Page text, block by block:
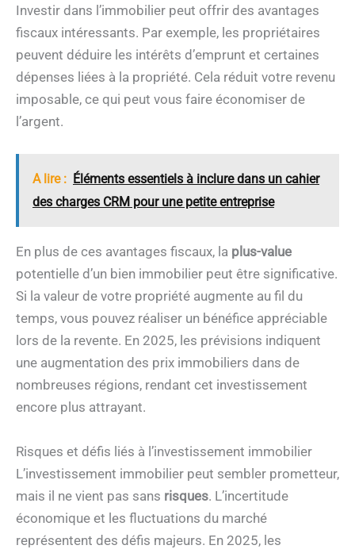
Investir dans l’immobilier peut offrir des avantages
fiscaux intéressants. Par exemple, les propriétaires
peuvent déduire les intérêts d’emprunt et certaines
dépenses liées à la propriété. Cela réduit votre revenu
imposable, ce qui peut vous faire économiser de
l’argent.
A lire : Éléments essentiels à inclure dans un cahier
des charges CRM pour une petite entreprise
En plus de ces avantages fiscaux, la plus-value
potentielle d’un bien immobilier peut être significative.
Si la valeur de votre propriété augmente au fil du
temps, vous pouvez réaliser un bénéfice appréciable
lors de la revente. En 2025, les prévisions indiquent
une augmentation des prix immobiliers dans de
nombreuses régions, rendant cet investissement
encore plus attrayant.
Risques et défis liés à l’investissement immobilier
L’investissement immobilier peut sembler prometteur,
mais il ne vient pas sans risques. L’incertitude
économique et les fluctuations du marché
représentent des défis majeurs. En 2025, les